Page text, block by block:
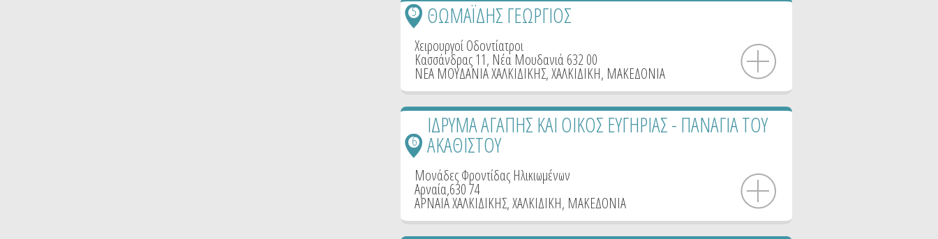
ΘΩΜΑΪΔΗΣ ΓΕΩΡΓΙΟΣ
5
Χειρουργοί Οδοντίατροι
Κασσάνδρας 11, Νέα Μουδανιά 632 00
ΝΕΑ ΜΟΥΔΑΝΙΑ ΧΑΛΚΙΔΙΚΗΣ,ΧΑΛΚΙΔΙΚΗ, ΜΑΚΕΔΟΝΙΑ
ΙΔΡΥΜΑ ΑΓΑΠΗΣ ΚΑΙ ΟΙΚΟΣ ΕΥΓΗΡΙΑΣ - ΠΑΝΑΓΙΑ ΤΟΥ
ΑΚΑΘΙΣΤΟΥ
6
Μονάδες Φροντίδας Ηλικιωμένων
Αρναία,630 74
ΑΡΝΑΙΑ ΧΑΛΚΙΔΙΚΗΣ,ΧΑΛΚΙΔΙΚΗ, ΜΑΚΕΔΟΝΙΑ